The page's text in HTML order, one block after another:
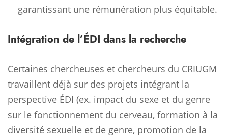
garantissant une rémunération plus équitable.
Intégration de l’ÉDI dans la recherche
Certaines chercheuses et chercheurs du CRIUGM
travaillent déjà sur des projets intégrant la
perspective ÉDI (ex. impact du sexe et du genre
sur le fonctionnement du cerveau, formation à la
diversité sexuelle et de genre, promotion de la